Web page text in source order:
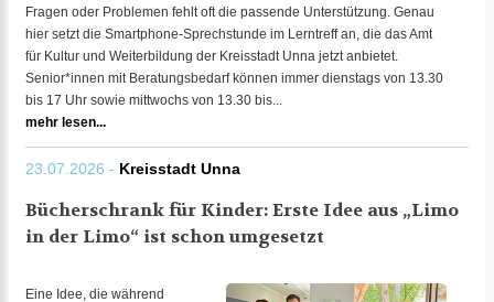
Fragen oder Problemen fehlt oft die passende Unterstützung. Genau
hier setzt die Smartphone-Sprechstunde im Lerntreff an, die das Amt
für Kultur und Weiterbildung der Kreisstadt Unna jetzt anbietet.
Senior*innen mit Beratungsbedarf können immer dienstags von 13.30
bis 17 Uhr sowie mittwochs von 13.30 bis...
mehr lesen...
23.07.2026 - Kreisstadt Unna
Bücherschrank für Kinder: Erste Idee aus „Limo
in der Limo“ ist schon umgesetzt
Eine Idee, die während